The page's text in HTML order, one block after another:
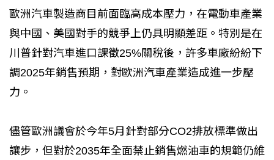
歐洲汽車製造商目前面臨高成本壓力，在電動車產業
與中國、美國對手的競爭上仍具明顯差距。特別是在
川普針對汽車進口課徵25%關稅後，許多車廠紛紛下
調2025年銷售預期，對歐洲汽車產業造成進一步壓
力。
儘管歐洲議會於今年5月針對部分CO2排放標準做出
讓步，但對於2035年全面禁止銷售燃油車的規範仍維